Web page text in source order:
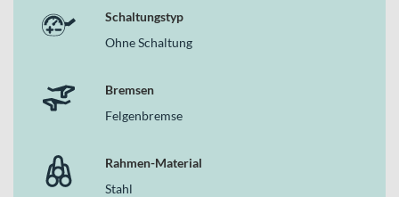
Schaltungstyp
Ohne Schaltung
Bremsen
Felgenbremse
Rahmen-Material
Stahl